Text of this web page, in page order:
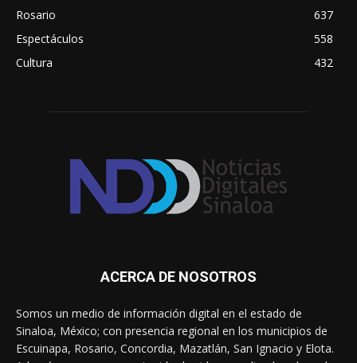
Rosario
637
Espectáculos
558
Cultura
432
ACERCA DE NOSOTROS
Somos un medio de información digital en el estado de
Sinaloa, México; con presencia regional en los municipios de
Escuinapa, Rosario, Concordia, Mazatlán, San Ignacio y Elota.